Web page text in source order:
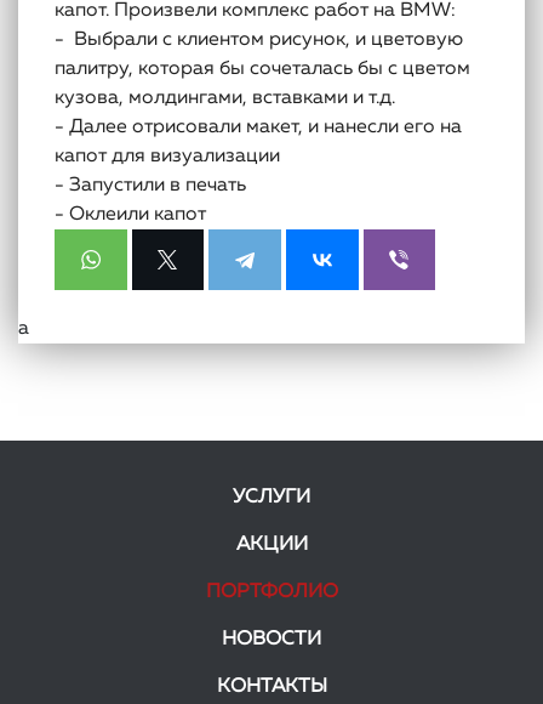
капот. Произвели комплекс работ на BMW:
- Выбрали с клиентом рисунок, и цветовую
палитру, которая бы сочеталась бы с цветом
кузова, молдингами, вставками и т.д.
- Далее отрисовали макет, и нанесли его на
капот для визуализации
- Запустили в печать
- Оклеили капот
а
УСЛУГИ
АКЦИИ
ПОРТФОЛИО
НОВОСТИ
КОНТАКТЫ